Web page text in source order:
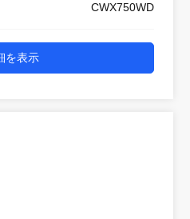
CWX750WD
を表示